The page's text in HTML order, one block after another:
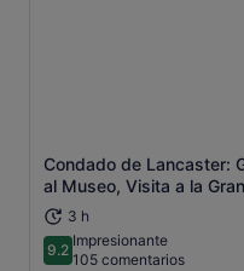
Condado de Lancaster:
al Museo, Visita a la
3 h
9.29.2 sobre 10
Impresionante
105 comentarios